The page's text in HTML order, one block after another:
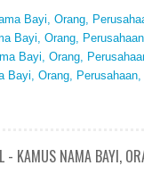
Bayi, Orang,
Bayi, Orang,
Bayi, Orang,
Orang, Perusahaan,
KAMUS NAMA BAYI,